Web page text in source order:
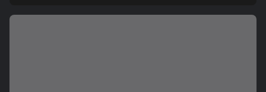
TERRA AGORA